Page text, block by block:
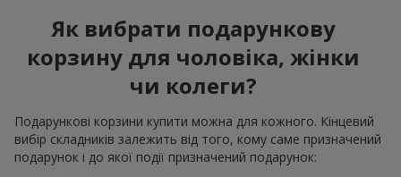
Як вибрати подарункову
корзину для чоловіка, жінки
чи колеги?
Подарункові корзини купити можна для кожного. Кінцевий
вибір складників залежить від того, кому саме призначений
подарунок і до якої події призначений подарунок: